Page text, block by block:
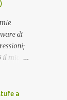
a
di
mio
smsa